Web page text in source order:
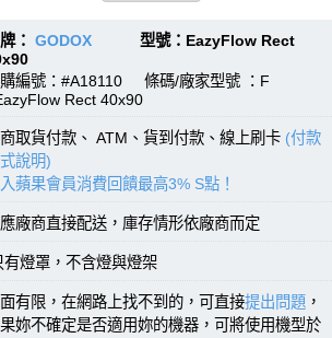
： GODOX 型號：EazyFlow Rect
編號：#A18110 條碼/廠家型號 ：F
Rect 40x90
取貨付款、 ATM、貨到付款、線上刷卡 (付款
說明)
蘋果會員消費回饋最高3% S點！
廠商直接配送，庫存情形依廠商而定
有燈罩，不含燈與燈架
有限，在網路上找不到的，可直接提出問題 ，
妳不確定是否適用妳的機器，可將使用機型於